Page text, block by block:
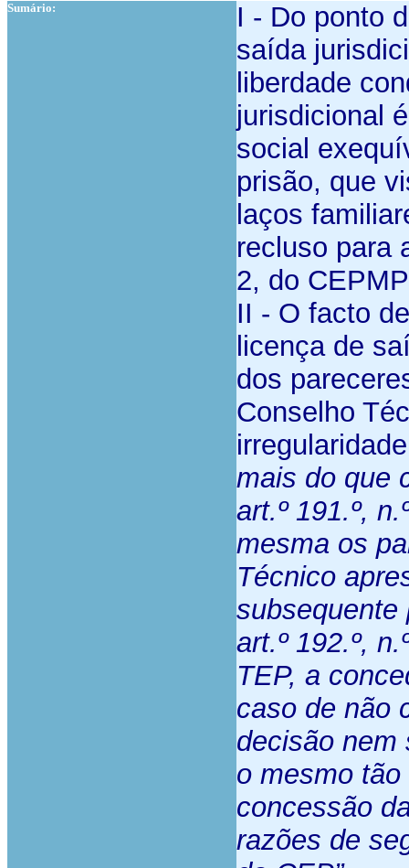
Sumário:
I - Do ponto
saída
liberdade
jurisdicional
social
prisão, que
laços
recluso para
2, do
II - O facto
licença de
dos
Conselho
mais do que
art.º 191.º,
mesma os
Técnico
subsequente
art.º 192.º,
TEP, a
caso de não
decisão nem
o mesmo
concessão
razões de